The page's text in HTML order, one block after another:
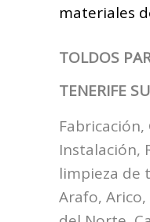
materiales
TOLDOS
TENERIFE
Instalación,
limpieza de
Arafo,